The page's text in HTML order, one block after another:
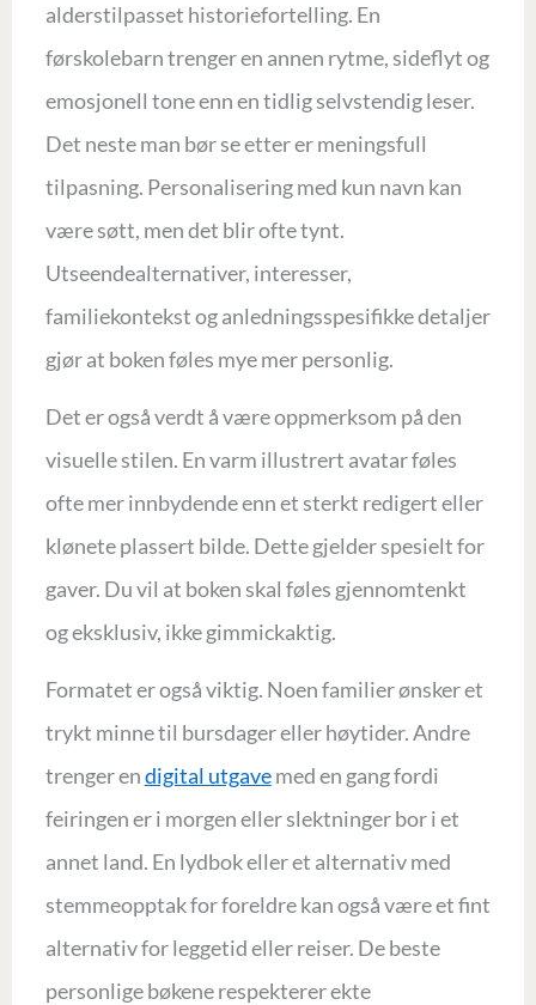
alderstilpasset historiefortelling. En
førskolebarn trenger en annen rytme, sideflyt og
emosjonell tone enn en tidlig selvstendig leser.
Det neste man bør se etter er meningsfull
tilpasning. Personalisering med kun navn kan
være søtt, men det blir ofte tynt.
Utseendealternativer, interesser,
familiekontekst og anledningsspesifikke detaljer
gjør at boken føles mye mer personlig.
Det er også verdt å være oppmerksom på den
visuelle stilen. En varm illustrert avatar føles
ofte mer innbydende enn et sterkt redigert eller
klønete plassert bilde. Dette gjelder spesielt for
gaver. Du vil at boken skal føles gjennomtenkt
og eksklusiv, ikke gimmickaktig.
Formatet er også viktig. Noen familier ønsker et
trykt minne til bursdager eller høytider. Andre
trenger endigital utgavemed en gang fordi
feiringen er i morgen eller slektninger bor i et
annet land. En lydbok eller et alternativ med
stemmeopptak for foreldre kan også være et fint
alternativ for leggetid eller reiser. De beste
personlige bøkene respekterer ekte